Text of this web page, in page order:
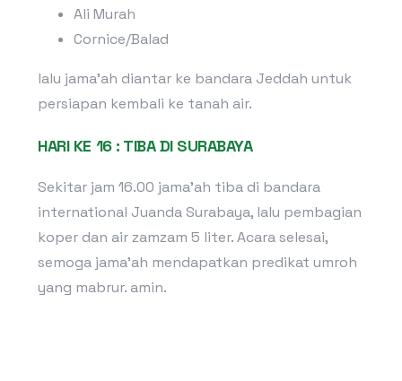
Ali Murah
Cornice/Balad
lalu jama’ah diantar ke bandara Jeddah untuk
persiapan kembali ke tanah air.
HARI KE 16 : TIBA DI SURABAYA
Sekitar jam 16.00 jama’ah tiba di bandara
international Juanda Surabaya, lalu pembagian
koper dan air zamzam 5 liter. Acara selesai,
semoga jama’ah mendapatkan predikat umroh
yang mabrur. amin.